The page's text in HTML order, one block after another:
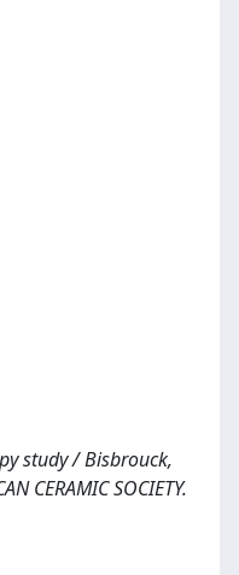
study / Bisbrouck,
CERAMIC SOCIETY.